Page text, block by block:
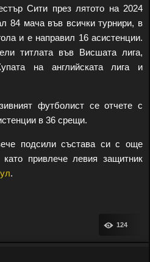
Сити през лятото на 2024
84 мача във всички турнири, в
и е направил 16 асистенции.
титлата във Висшата лига,
на английската лига и
футболист се отчете с
в 36 срещи.
подсили състава си с още
привлече левия защитник
.
124